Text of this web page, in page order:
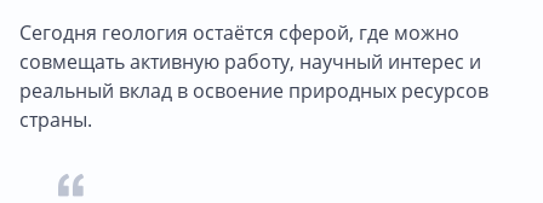
Сегодня геология остаётся сферой, где можно
совмещать активную работу, научный интерес и
реальный вклад в освоение природных ресурсов
страны.